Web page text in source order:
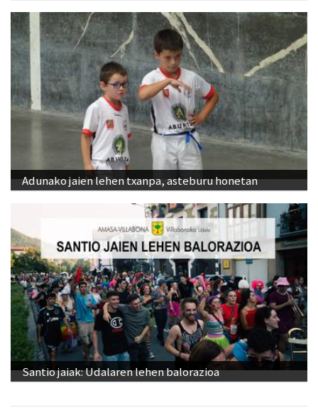
Adunako jaien lehen txanpa, asteburu honetan
Santio jaiak: Udalaren lehen balorazioa